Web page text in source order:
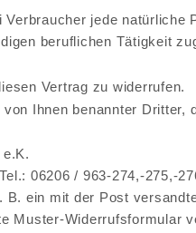
jede
beruflichen Tätigkeit
Vertrag zu widerrufen.
Ihnen benannter
06206 / 963-274,-275,-
ein mit der Post
Muster-Widerrufsformular